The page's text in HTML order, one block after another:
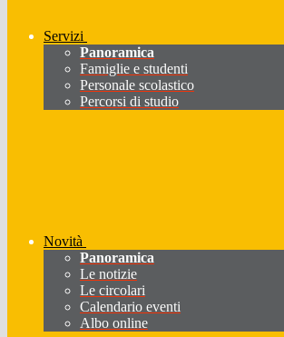
Servizi
Panoramica
Famiglie e studenti
Personale scolastico
Percorsi di studio
Novità
Panoramica
Le notizie
Le circolari
Calendario eventi
Albo online